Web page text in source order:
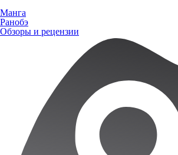
Манга
Ранобэ
Обзоры и рецензии